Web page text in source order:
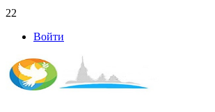
22
Войти